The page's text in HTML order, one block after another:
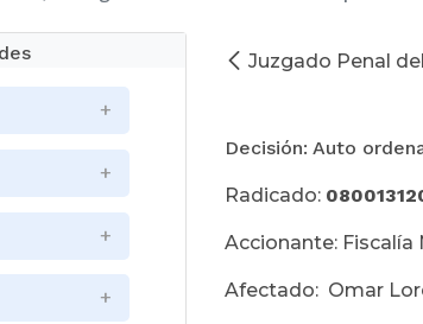
Juzgado Penal
Decisión: Auto
Radicado:
Accionante:
Afectado: Omar